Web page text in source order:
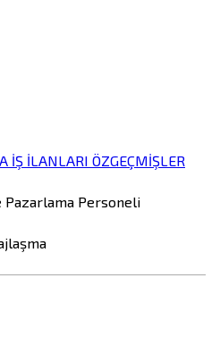
İŞ İLANLARI ÖZGEÇMİŞLER
Pazarlama Personeli